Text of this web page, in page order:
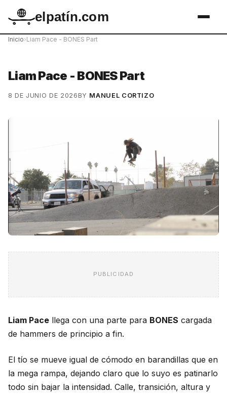
elpatín.com
Inicio›Liam Pace - BONES Part
Liam Pace - BONES Part
8 DE JUNIO DE 2026BY MANUEL CORTIZO
PUBLICIDAD
Liam Pace llega con una parte para BONES cargada
de hammers de principio a fin.
El tío se mueve igual de cómodo en barandillas que en
la mega rampa, dejando claro que lo suyo es patinarlo
todo sin bajar la intensidad. Calle, transición, altura y